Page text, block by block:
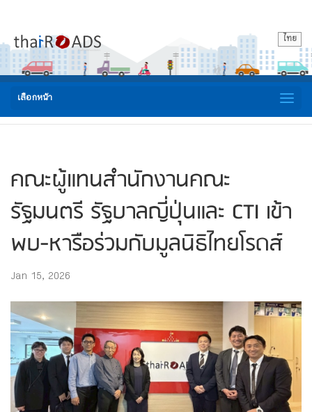
ไทย
เลือกหน้า
คณะผู้แทนสำนักงานคณะ
รัฐมนตรี รัฐบาลญี่ปุ่นและ CTI เข้า
พบ-หารือร่วมกับมูลนิธิไทยโรดส์
Jan 15, 2026